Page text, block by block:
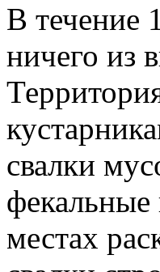
В течение
ничего из
свалки
местах